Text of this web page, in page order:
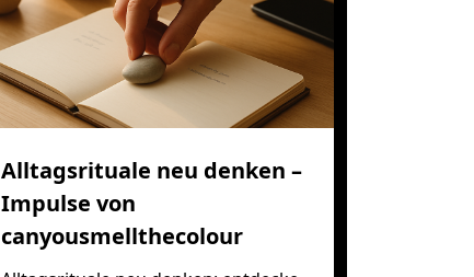
Alltagsrituale neu denken –
Impulse von
canyousmellthecolour